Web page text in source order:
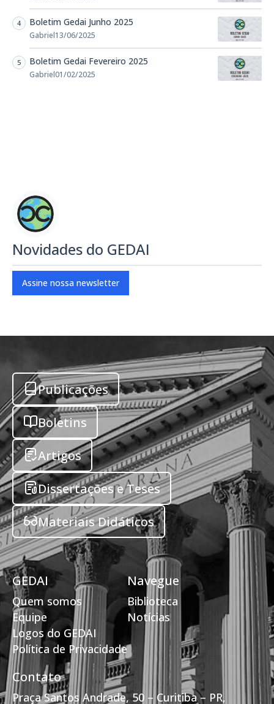
Boletim Gedai Junho 2025
Gabriel13/06/2025
Boletim Gedai Fevereiro 2025
Gabriel01/02/2025
Novidades do GEDAI
Assine nossa newsletter
Publicações
Boletins
Artigos
Dissertações e Teses
Materiais Didáticos
GEDAI
Quem somos
Equipe
Logos do GEDAI
Política de Privacidade
Navegue
Biblioteca
Notícias
Contato
Praça Santos Andrade, 50 – Curitiba – PR,